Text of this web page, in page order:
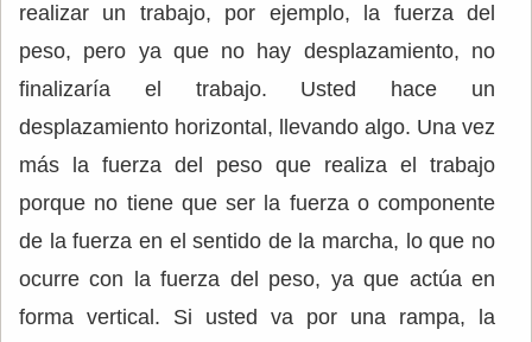
realizar un trabajo, por ejemplo, la fuerza del
peso, pero ya que no hay desplazamiento, no
finalizaría el trabajo. Usted hace un
desplazamiento horizontal, llevando algo. Una vez
más la fuerza del peso que realiza el trabajo
porque no tiene que ser la fuerza o componente
de la fuerza en el sentido de la marcha, lo que no
ocurre con la fuerza del peso, ya que actúa en
forma vertical. Si usted va por una rampa, la